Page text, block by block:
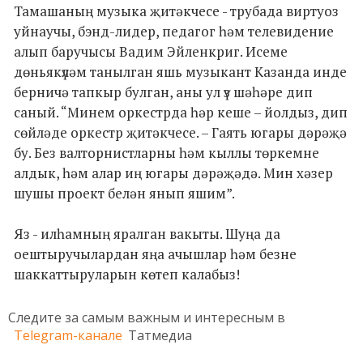
Тамашаның музыка җитәкчесе - трубада виртуоз
уйнаучы, бэнд-лидер, педагог һәм телевидение
алып баручысы Вадим Эйленкриг. Исеме
дөньякүләм танылган яшь музыкант Казанда инде
берничә тапкыр булган, аны ул үз шәһәре дип
саный. “Минем оркестрда һәр кеше – йолдыз, дип
сөйләде оркестр җитәкчесе. – Гаять югары дәрәҗә
бу. Без валторнистларны һәм кыллы төркемне
алдык, һәм алар иң югары дәрәҗәдә. Мин хәзер
шушы проект белән янып яшим”.
Яз - илһамның яралган вакыты. Шуңа да
оештыручылардан яңа ачышлар һәм безне
шаккаттыруларын көтеп калабыз!
Следите за самым важным и интересным в
Telegram-канале Татмедиа